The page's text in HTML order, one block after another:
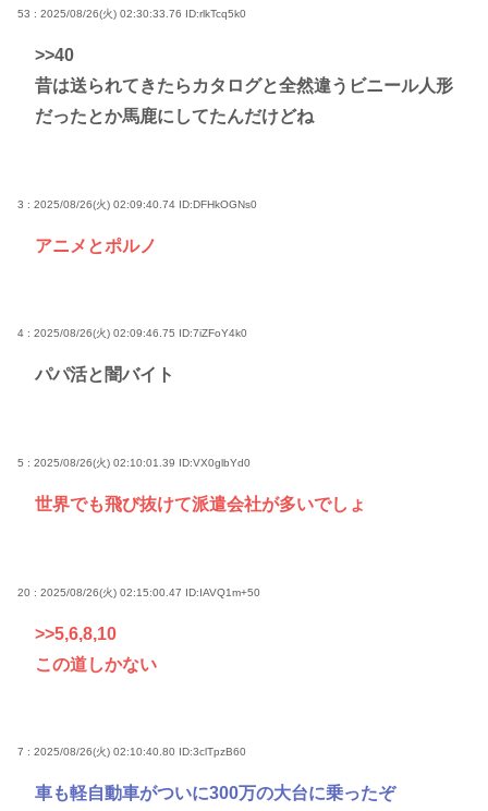
53 : 2025/08/26(火) 02:30:33.76 ID:rlkTcq5k0
>>40
昔は送られてきたらカタログと全然違うビニール人形
だったとか馬鹿にしてたんだけどね
3 : 2025/08/26(火) 02:09:40.74 ID:DFHkOGNs0
アニメとポルノ
4 : 2025/08/26(火) 02:09:46.75 ID:7iZFoY4k0
パパ活と闇バイト
5 : 2025/08/26(火) 02:10:01.39 ID:VX0glbYd0
世界でも飛び抜けて派遣会社が多いでしょ
20 : 2025/08/26(火) 02:15:00.47 ID:IAVQ1m+50
>>5,6,8,10
この道しかない
7 : 2025/08/26(火) 02:10:40.80 ID:3clTpzB60
車も軽自動車がついに300万の大台に乗ったぞ